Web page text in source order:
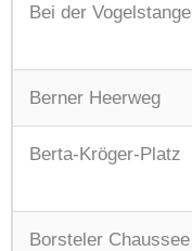
Bei der Vogelstange
Berner Heerweg
Berta-Kröger-Platz
Borsteler Chaussee